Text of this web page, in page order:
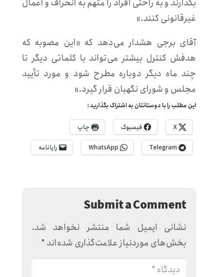
بگذارند و به راحتی افراد را متهم به انحراف و اعمال
غیرقانونی کنند.»
آقای برجی هشدار می‌دهد که «این مصوبه که
هدفش کنترل بیشتر می‌تواند با کلماتی دیگر تا
چند ماه دیگر دوباره مطرح شود و مورد تأیید
مجلس و شورای نگهبان قرار گیرد.»
این مطلب را با دوستانتان به اشتراک بگذارید:
X فیسبوک
چاپ
Telegram
WhatsApp رایانامه
Submit a Comment
نشانی ایمیل شما منتشر نخواهد شد.
بخش‌های موردنیاز علامت‌گذاری شده‌اند*